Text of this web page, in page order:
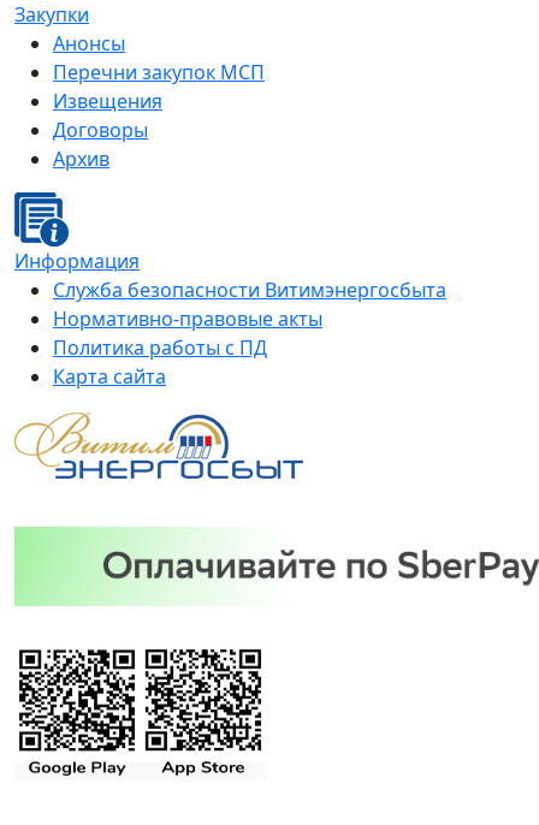
Закупки
Анонсы
Перечни закупок МСП
Извещения
Договоры
Архив
Информация
Служба безопасности Витимэнергосбыта
Нормативно-правовые акты
Политика работы с ПД
Карта сайта